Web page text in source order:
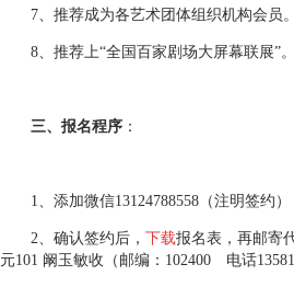
7、推荐成为各艺术团体组织机构会员。
8、推荐上“全国百家剧场大屏幕联展”。
三、报名程序 ：
1、添加微信13124788558（注明签约）
2、确认签约后， 下载报名表，再邮寄
元101 阚玉敏收（邮编：102400 电话